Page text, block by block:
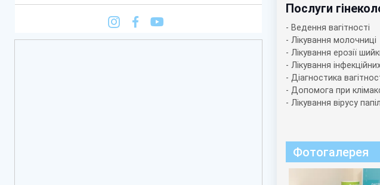
Послуги
- Ведення вагітності
- Лікування молочниці
- Лікування ерозії
- Лікування
- Діагностика
- Допомога при
- Лікування вірусу
- Кольпоскопія
- Лікування
- Лікування дисплазії
- Лікування кольпіту
Фотогалерея